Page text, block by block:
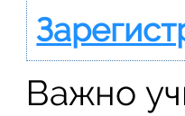
Важно